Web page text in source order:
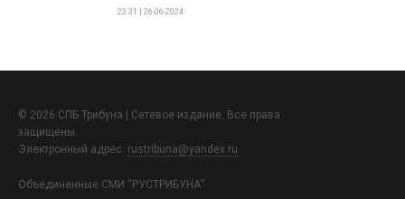
23:31 | 26-06-2024
© 2026 СПБ Трибуна | Сетевое издание. Все права
защищены.
Электронный адрес: rustribuna@yandex.ru
Объединенные СМИ “РУСТРИБУНА”